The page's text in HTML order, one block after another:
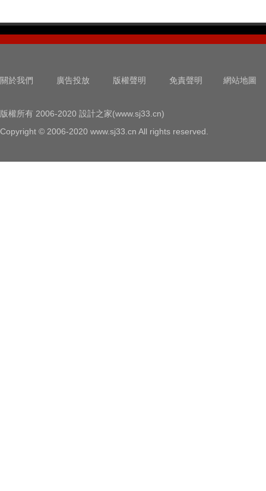
關於我們 廣告投放 版權聲明 免責聲明 網站地圖
版權所有 2006-2020 設計之家(www.sj33.cn)
Copyright © 2006-2020 www.sj33.cn All rights reserved.